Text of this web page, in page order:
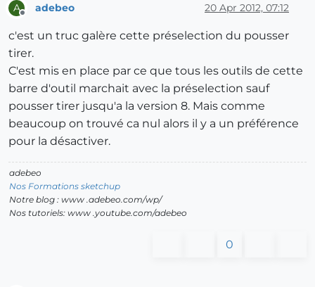
A adebeo 20 Apr 2012, 07:12
c'est un truc galère cette préselection du pousser
tirer.
C'est mis en place par ce que tous les outils de cette
barre d'outil marchait avec la préselection sauf
pousser tirer jusqu'a la version 8. Mais comme
beaucoup on trouvé ca nul alors il y a un préférence
pour la désactiver.
adebeo
Nos Formations sketchup
Notre blog : www .adebeo.com/wp/
Nos tutoriels: www .youtube.com/adebeo
0